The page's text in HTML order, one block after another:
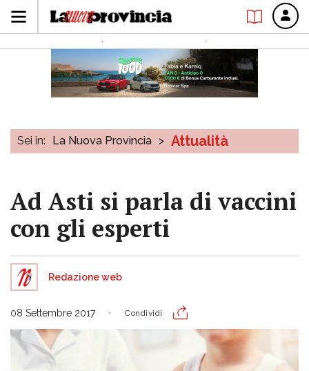
Sei in: La Nuova Provincia > Attualità
Ad Asti si parla di vaccini
con gli esperti
Redazione web
08 Settembre 2017 Condividi